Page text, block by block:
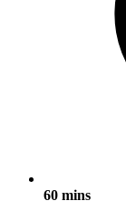
60 mins